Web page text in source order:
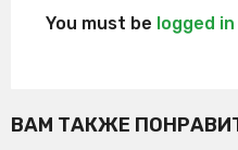
You must be logged in
ВАМ ТАКЖЕ